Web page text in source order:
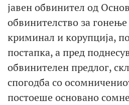
јавен обвинител од
обвинителство за
криминал и корупција,
постапка, а пред
обвинителен предлог,
спогодба со
постоеше основано